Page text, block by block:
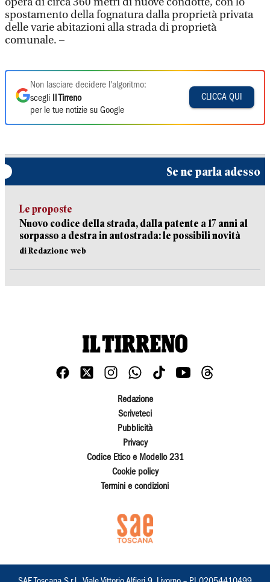
spostamento della fognatura dalla proprietà privata
delle varie abitazioni alla strada di proprietà
comunale. –
Non lasciare decidere l'algoritmo:
scegli
Il Tirreno
per le tue notizie su Google
CLICCA QUI
Se ne parla adesso
Le proposte
Nuovo codice della strada, dalla patente a 17 anni al
sorpasso a destra in autostrada: le possibili novità
di Redazione web
Redazione
Scriveteci
Pubblicità
Privacy
Codice Etico e Modello 231
Cookie policy
Termini e condizioni